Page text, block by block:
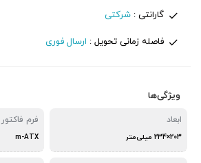
گارانتی :شرکتی
فاصله زمانی تحویل : ارسال فوری
ویژگی‌ها
ابعاد
203×234 میلی‌متر
فرم فاکتور
m-ATX